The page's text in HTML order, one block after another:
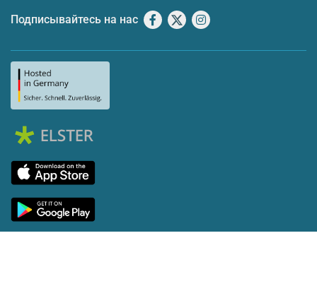
Подписывайтесь на нас Facebook
X Instagram